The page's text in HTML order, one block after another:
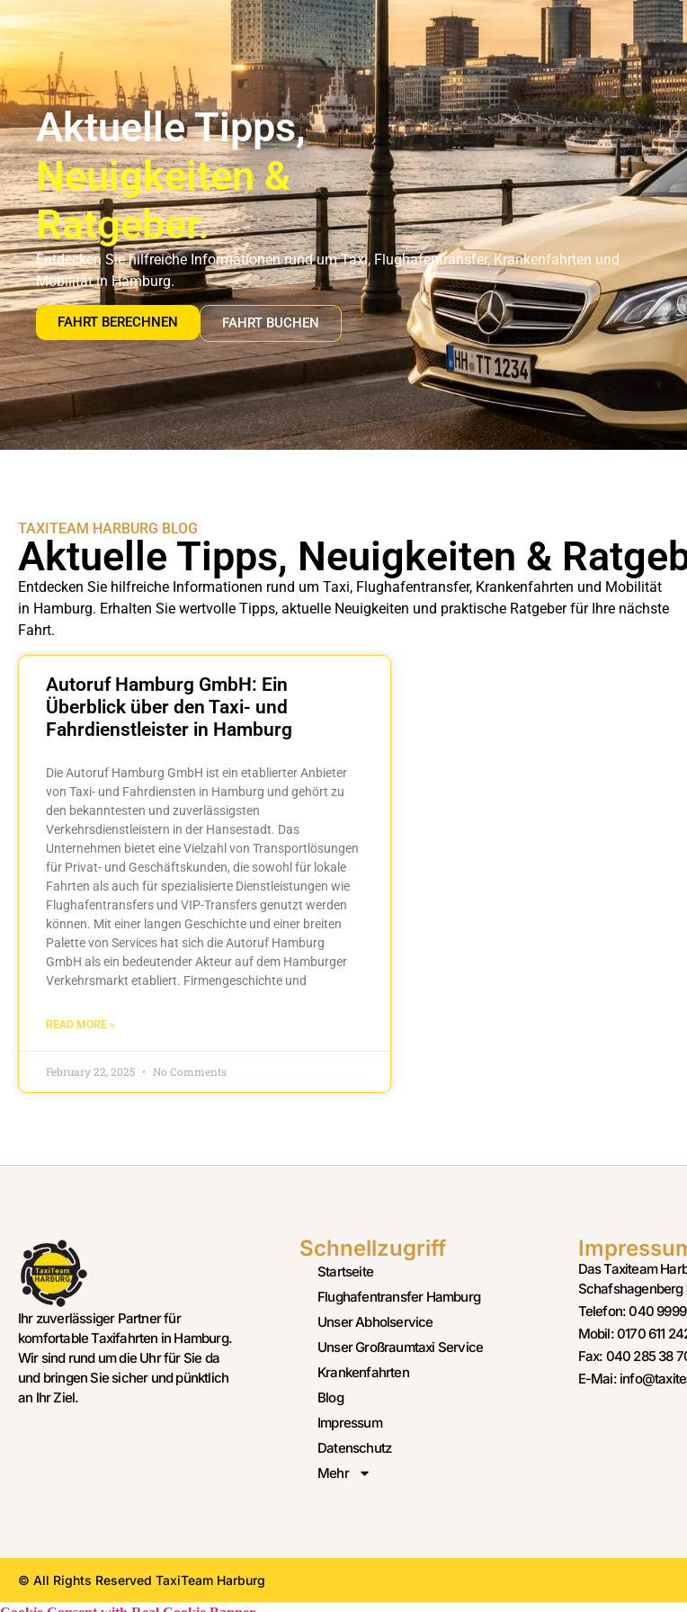
Flughafentransfer Hamburg Unser Abholservice Unser Großraumtaxi
Impressum
Mehr
Aktuelle Tipps,
Neuigkeiten &
Ratgeber.
Entdecken Sie hilfreiche Informationen rund um Taxi, Flughafentransfer, Krankenfahrten und
Mobilität in Hamburg.
FAHRT BERECHNEN FAHRT BUCHEN
TAXITEAM HARBURG BLOG
Aktuelle Tipps, Neuigkeiten &
Entdecken Sie hilfreiche Informationen rund um Taxi, Flughafentransfer, Krankenfahrten und Mobilität
in Hamburg. Erhalten Sie wertvolle Tipps, aktuelle Neuigkeiten und praktische Ratgeber für Ihre nächste
Fahrt.
Autoruf Hamburg GmbH: Ein
Überblick über den Taxi- und
Fahrdienstleister in Hamburg
Die Autoruf Hamburg GmbH ist ein etablierter Anbieter
von Taxi- und Fahrdiensten in Hamburg und gehört zu
den bekanntesten und zuverlässigsten
Verkehrsdienstleistern in der Hansestadt. Das
Unternehmen bietet eine Vielzahl von Transportlösungen
für Privat- und Geschäftskunden, die sowohl für lokale
Fahrten als auch für spezialisierte Dienstleistungen wie
Flughafentransfers und VIP-Transfers genutzt werden
können. Mit einer langen Geschichte und einer breiten
Palette von Services hat sich die Autoruf Hamburg
GmbH als ein bedeutender Akteur auf dem Hamburger
Verkehrsmarkt etabliert. Firmengeschichte und
READ MORE »
February 22, 2025 No Comments
Ihr zuverlässiger Partner für
komfortable Taxifahrten in Hamburg.
Wir sind rund um die Uhr für Sie da
und bringen Sie sicher und pünktlich
an Ihr Ziel.
Schnellzugriff
Startseite
Flughafentransfer Hamburg
Unser Abholservice
Unser Großraumtaxi Service
Krankenfahrten
Blog
Impressum
Datenschutz
Mehr
Das Taxiteam
Schafshagenberg
Telefon: 040
Mobil: 0170 611
Fax: 040 285 38
E-Mai:
© All Rights Reserved TaxiTeam Harburg